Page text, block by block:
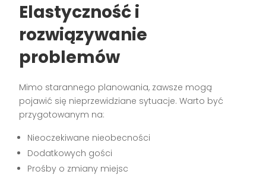
Elastyczność i
rozwiązywanie
problemów
Mimo starannego planowania, zawsze mogą
pojawić się nieprzewidziane sytuacje. Warto być
przygotowanym na:
Nieoczekiwane nieobecności
Dodatkowych gości
Prośby o zmiany miejsc